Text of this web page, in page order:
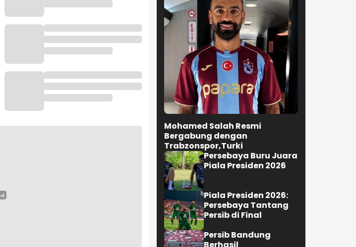
Mohamed Salah Resmi
Bergabung dengan
Trabzonspor,Turki
Persebaya Buru Juara
Piala Presiden 2026
Piala Presiden 2026:
Persebaya Tantang
Persib di Final
Persib Bandung
Berhasil